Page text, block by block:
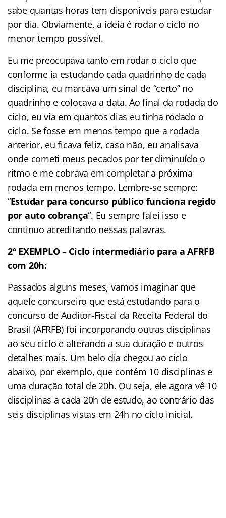
sabe quantas horas tem disponíveis para estudar
por dia. Obviamente, a ideia é rodar o ciclo no
menor tempo possível.
Eu me preocupava tanto em rodar o ciclo que
conforme ia estudando cada quadrinho de cada
disciplina, eu marcava um sinal de “certo” no
quadrinho e colocava a data. Ao final da rodada do
ciclo, eu via em quantos dias eu tinha rodado o
ciclo. Se fosse em menos tempo que a rodada
anterior, eu ficava feliz, caso não, eu analisava
onde cometi meus pecados por ter diminuído o
ritmo e me cobrava em completar a próxima
rodada em menos tempo. Lembre-se sempre:
“Estudar para concurso público funciona regido
por auto cobrança“. Eu sempre falei isso e
continuo acreditando nessas palavras.
2º EXEMPLO – Ciclo intermediário para a AFRFB
com 20h:
Passados alguns meses, vamos imaginar que
aquele concurseiro que está estudando para o
concurso de Auditor-Fiscal da Receita Federal do
Brasil (AFRFB) foi incorporando outras disciplinas
ao seu ciclo e alterando a sua duração e outros
detalhes mais. Um belo dia chegou ao ciclo
abaixo, por exemplo, que contém 10 disciplinas e
uma duração total de 20h. Ou seja, ele agora vê 10
disciplinas a cada 20h de estudo, ao contrário das
seis disciplinas vistas em 24h no ciclo inicial.